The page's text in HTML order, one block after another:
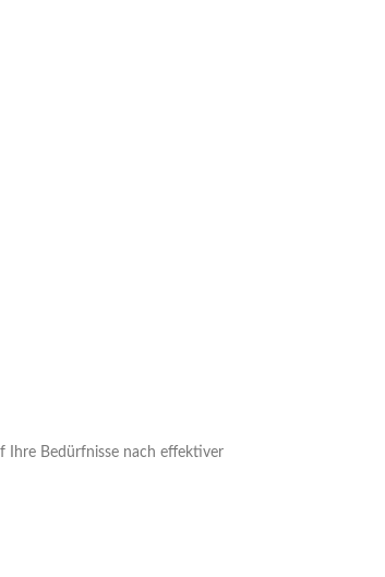
Ihre Bedürfnisse nach effektiver